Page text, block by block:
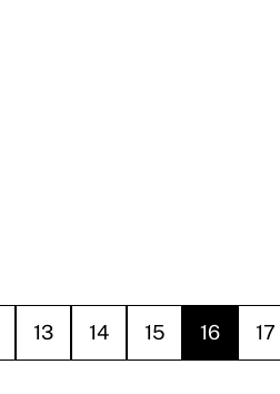
13 14 15 16 17